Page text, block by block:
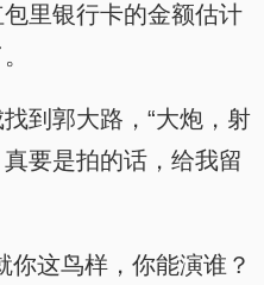
里银行卡的金额估计
到郭大路，“大炮，射
要是拍的话，给我留
你这鸟样，你能演谁？